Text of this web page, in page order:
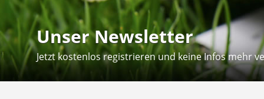
Unser Newsletter
Jetzt kostenlos registrieren und keine Infos mehr